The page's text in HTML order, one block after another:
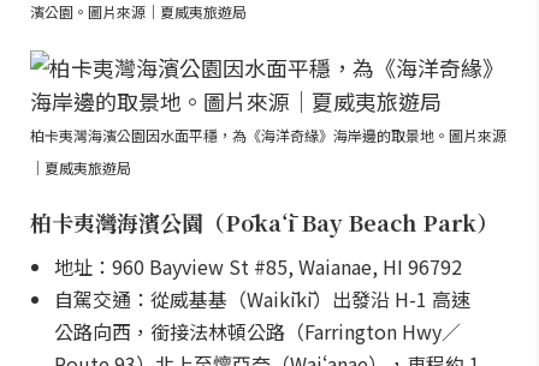
濱公園。圖片來源｜夏威夷旅遊局
柏卡夷灣海濱公園因水面平穩，為《海洋奇緣》海岸邊的取景地。圖片來源
｜夏威夷旅遊局
柏卡夷灣海濱公園（Pōkaʻī Bay Beach Park）
地址：960 Bayview St #85, Waianae, HI 96792
自駕交通：從威基基（Waikīkī）出發沿 H-1 高速
公路向西，銜接法林頓公路（Farrington Hwy／